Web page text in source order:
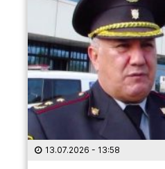
13.07.2026 - 13:58